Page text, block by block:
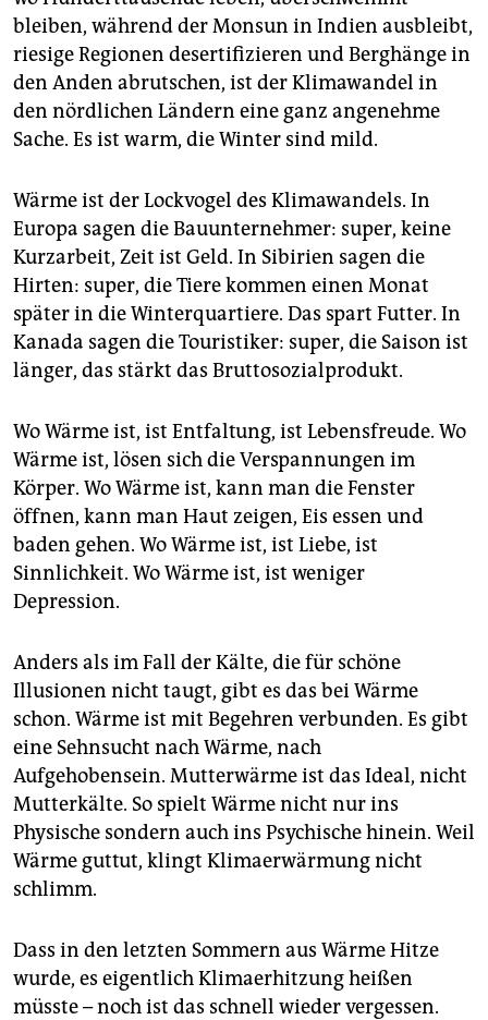
bleiben, während der Monsun in Indien ausbleibt,
riesige Regionen desertifizieren und Berghänge in
den Anden abrutschen, ist der Klimawandel in
den nördlichen Ländern eine ganz angenehme
Sache. Es ist warm, die Winter sind mild.
Wärme ist der Lockvogel des Klimawandels. In
Europa sagen die Bauunternehmer: super, keine
Kurzarbeit, Zeit ist Geld. In Sibirien sagen die
Hirten: super, die Tiere kommen einen Monat
später in die Winterquartiere. Das spart Futter. In
Kanada sagen die Touristiker: super, die Saison ist
länger, das stärkt das Bruttosozialprodukt.
Wo Wärme ist, ist Entfaltung, ist Lebensfreude. Wo
Wärme ist, lösen sich die Verspannungen im
Körper. Wo Wärme ist, kann man die Fenster
öffnen, kann man Haut zeigen, Eis essen und
baden gehen. Wo Wärme ist, ist Liebe, ist
Sinnlichkeit. Wo Wärme ist, ist weniger
Depression.
Anders als im Fall der Kälte, die für schöne
Illusionen nicht taugt, gibt es das bei Wärme
schon. Wärme ist mit Begehren verbunden. Es gibt
eine Sehnsucht nach Wärme, nach
Aufgehobensein. Mutterwärme ist das Ideal, nicht
Mutterkälte. So spielt Wärme nicht nur ins
Physische sondern auch ins Psychische hinein. Weil
Wärme guttut, klingt Klimaerwärmung nicht
schlimm.
Dass in den letzten Sommern aus Wärme Hitze
wurde, es eigentlich Klimaerhitzung heißen
müsste – noch ist das schnell wieder vergessen.